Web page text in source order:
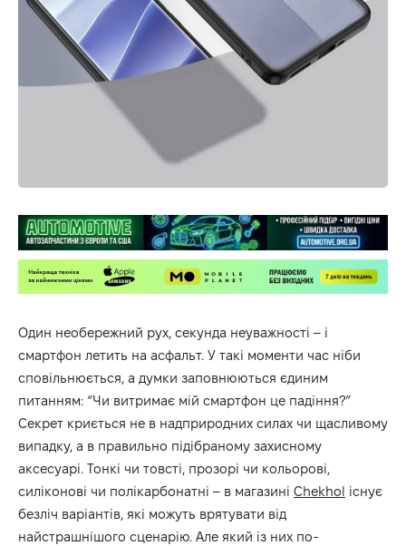
Один необережний рух, секунда неуважності – і
смартфон летить на асфальт. У такі моменти час ніби
сповільнюється, а думки заповнюються єдиним
питанням: “Чи витримає мій смартфон це падіння?”
Секрет криється не в надприродних силах чи щасливому
випадку, а в правильно підібраному захисному
аксесуарі. Тонкі чи товсті, прозорі чи кольорові,
силіконові чи полікарбонатні – в магазині Chekhol існує
безліч варіантів, які можуть врятувати від
найстрашнішого сценарію. Але який із них по-